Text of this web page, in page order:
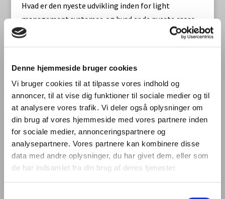
Denne hjemmeside bruger cookies
Vi bruger cookies til at tilpasse vores indhold og
annoncer, til at vise dig funktioner til sociale medier og til
at analysere vores trafik. Vi deler også oplysninger om
din brug af vores hjemmeside med vores partnere inden
for sociale medier, annonceringspartnere og
analysepartnere. Vores partnere kan kombinere disse
data med andre oplysninger, du har givet dem, eller som
de har indsamlet fra din brug af deres tjenester.
Hvad er den nyeste udvikling inden for light
management systemer, og hvad er de nyeste cases
inden for dynamisk styring af lys tilpasset
forskellige brugsscenarier?
state-of-the-art lysstyringssystemer, som testes og
demonstreres i DOLL Living Lab i Albertslund. DOLL
demonstrerer mere end 80 unikke og intelligente
lysløsninger, og oplægget giver også indblik i,
hvordan såvel udviklingen i branchens løsninger som
den offentlige efterspørgsel sætter dagsordenen for
udviklingen i DOLL, der hele tiden søger at
demonstrere de nyeste og mest relevante